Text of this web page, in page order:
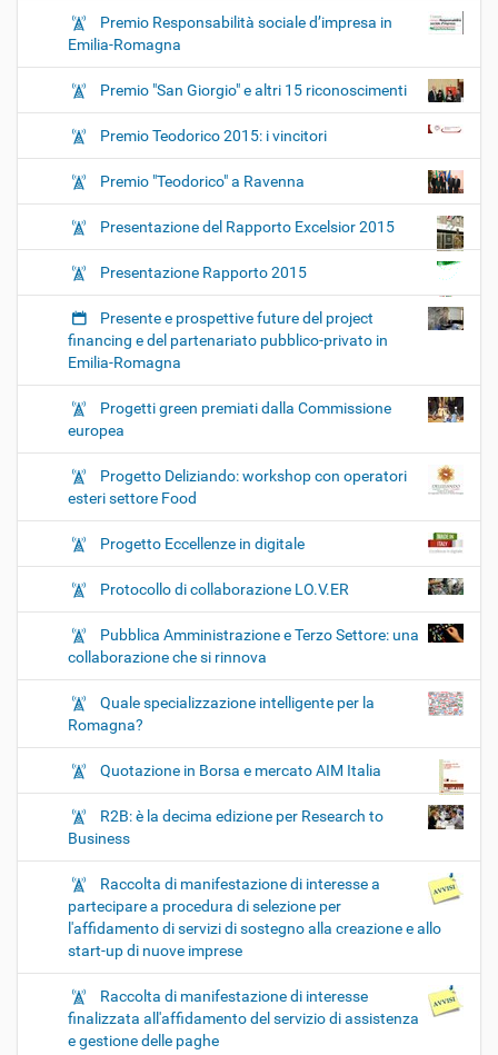
Premio Responsabilità sociale d’impresa in
Emilia-Romagna
Premio "San Giorgio" e altri 15 riconoscimenti
Premio Teodorico 2015: i vincitori
Premio "Teodorico" a Ravenna
Presentazione del Rapporto Excelsior 2015
Presentazione Rapporto 2015
Presente e prospettive future del project
financing e del partenariato pubblico-privato in
Emilia-Romagna
Progetti green premiati dalla Commissione
europea
Progetto Deliziando: workshop con operatori
esteri settore Food
Progetto Eccellenze in digitale
Protocollo di collaborazione LO.V.ER
Pubblica Amministrazione e Terzo Settore: una
collaborazione che si rinnova
Quale specializzazione intelligente per la
Romagna?
Quotazione in Borsa e mercato AIM Italia
R2B: è la decima edizione per Research to
Business
Raccolta di manifestazione di interesse a
partecipare a procedura di selezione per
l'affidamento di servizi di sostegno alla creazione e allo
start-up di nuove imprese
Raccolta di manifestazione di interesse
finalizzata all'affidamento del servizio di assistenza
e gestione delle paghe